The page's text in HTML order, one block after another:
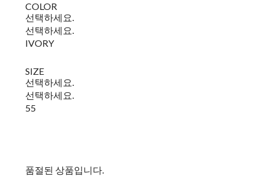
COLOR
선택하세요.
선택하세요.
IVORY
SIZE
선택하세요.
선택하세요.
55
품절된 상품입니다.